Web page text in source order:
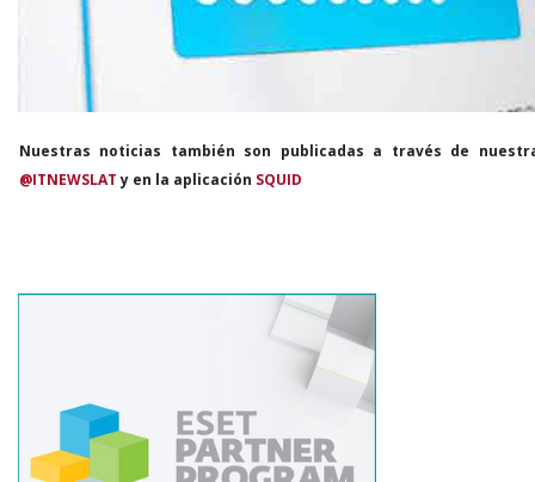
Nuestras noticias también son publicadas a través de
@ITNEWSLATy en la aplicación SQUID